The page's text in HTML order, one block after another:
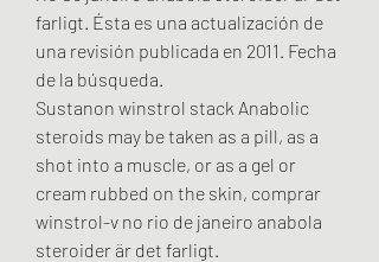
farligt. Ésta es una actualización de
una revisión publicada en 2011. Fecha
de la búsqueda.
Sustanon winstrol stack Anabolic
steroids may be taken as a pill, as a
shot into a muscle, or as a gel or
cream rubbed on the skin, comprar
winstrol-v no rio de janeiro anabola
steroider är det farligt.